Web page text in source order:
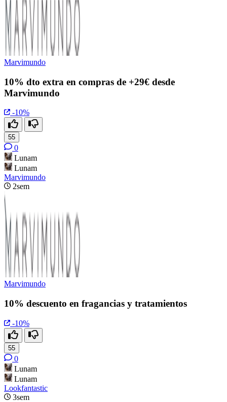
Marvimundo
10% dto extra en compras de +29€ desde
Marvimundo
-10%
55
0
Lunam
Lunam
Marvimundo
2sem
Marvimundo
10% descuento en fragancias y tratamientos
-10%
55
0
Lunam
Lunam
Lookfantastic
3sem